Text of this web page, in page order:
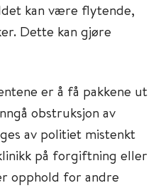
kan være flytende,
Dette kan gjøre
er å få pakkene ut
obstruksjon av
av politiet mistenkt
på forgiftning eller
opphold for andre